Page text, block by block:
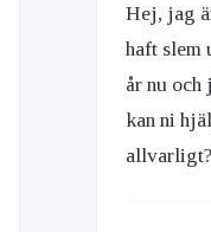
Hej, jag
haft slem
år nu och
kan ni
allvarligt?